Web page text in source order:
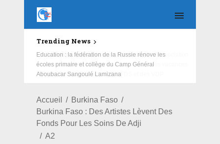
Trending News
Education : la fédération de la Russie rénove les
écoles primaire et collège du Camp Général
Aboubacar Sangoulé Lamizana
Accueil
Burkina Faso
Burkina Faso : Des Artistes Lèvent Des
Fonds Pour Les Soins De Adji
A2